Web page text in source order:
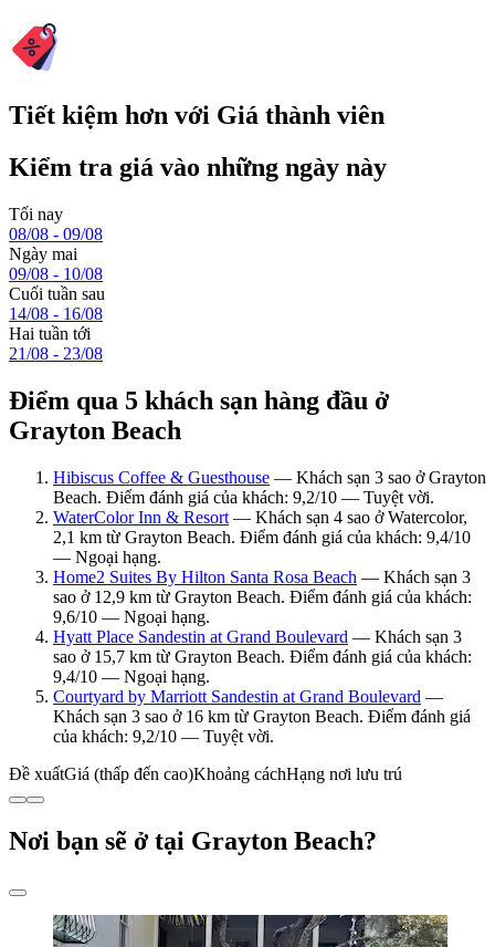
Tiết kiệm hơn với Giá thành viên
Kiểm tra giá vào những ngày này
Tối nay
08/08 - 09/08
Ngày mai
09/08 - 10/08
Cuối tuần sau
14/08 - 16/08
Hai tuần tới
21/08 - 23/08
Điểm qua 5 khách sạn hàng đầu ở
Grayton Beach
Hibiscus Coffee & Guesthouse — Khách sạn 3 sao ở Grayton
Beach. Điểm đánh giá của khách: 9,2/10 — Tuyệt vời.
WaterColor Inn & Resort — Khách sạn 4 sao ở Watercolor,
2,1 km từ Grayton Beach. Điểm đánh giá của khách: 9,4/10
— Ngoại hạng.
Home2 Suites By Hilton Santa Rosa Beach — Khách sạn 3
sao ở 12,9 km từ Grayton Beach. Điểm đánh giá của khách:
9,6/10 — Ngoại hạng.
Hyatt Place Sandestin at Grand Boulevard — Khách sạn 3
sao ở 15,7 km từ Grayton Beach. Điểm đánh giá của khách:
9,4/10 — Ngoại hạng.
Courtyard by Marriott Sandestin at Grand Boulevard —
Khách sạn 3 sao ở 16 km từ Grayton Beach. Điểm đánh giá
của khách: 9,2/10 — Tuyệt vời.
Đề xuấtGiá (thấp đến cao)Khoảng cáchHạng nơi lưu trú
Nơi bạn sẽ ở tại Grayton Beach?